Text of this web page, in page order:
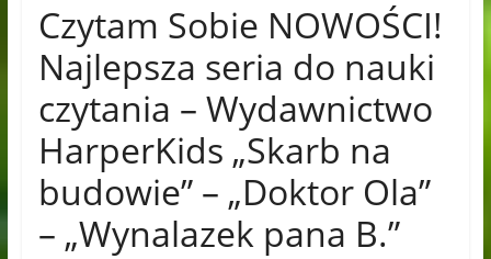
Czytam Sobie NOWOŚCI!
Najlepsza seria do nauki
czytania – Wydawnictwo
HarperKids „Skarb na
budowie” – „Doktor Ola”
– „Wynalazek pana B.”